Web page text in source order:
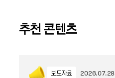
추천 콘텐츠
보도자료 2026.07.28